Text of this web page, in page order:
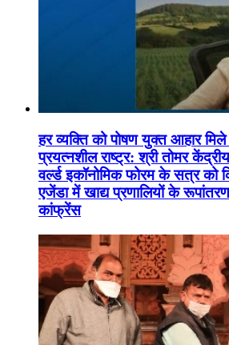
हर व्यक्ति को पोषण युक्त आहार
प्रयत्नशील राष्ट्र: श्री तोमर
वर्ल्ड इकॉनोमिक फोरम के सत्र को
एजेंडा में खाद्य प्रणालियों के
कांफ्रेंस